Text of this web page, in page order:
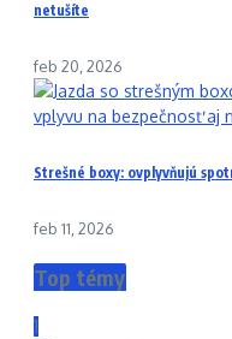
netušíte
feb 20, 2026
Strešné boxy: ovplyvňujú
feb 11, 2026
Top témy
1